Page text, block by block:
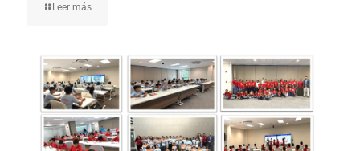
Leer más